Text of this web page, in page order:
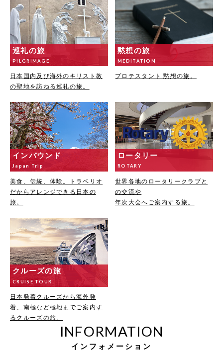
巡礼の旅
PILGRIMAGE
日本国内及び海外のキリスト教
の聖地を訪ねる巡礼の旅。
黙想の旅
MEDITATION
プロテスタント 黙想の旅。
インバウンド
Japan Trip
美食、伝統、体験。トラベリオ
だからアレンジできる日本の
旅。
ロータリー
ROTARY
世界各地のロータリークラブと
の交流や
年次大会へご案内する旅。
クルーズの旅
CRUISE TOUR
日本発着クルーズから海外発
着、南極など極地までご案内す
るクルーズの旅。
INFORMATION
インフォメーション